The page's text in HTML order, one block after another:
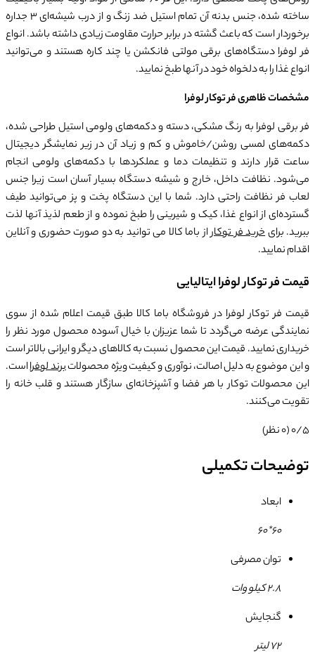
ساخته شده، جنس بدنه آن تمام استیل ضد زنگ و از درب شیشه‌ای 3 جداره
برخوردار است که باعث گشته در برابر حرارت مقاومت زیادی داشته باشد. انواع
فر لوفرا دستگاه‌های برقی مولتی فانکشن یا چند کاره هستند و می‌توانید
انواع غذا را به دلخواه خود در آنها طبخ نمایید.
مشخصات ظاهری فر توکار لوفرا
فر برقی لوفرا به رنگ مشکی، دسته و دکمه‌های ولومی استیل طراحی شده،
دکمه‌های لمسی روشن/خاموش و کم و زیاد آن در زیر نمایشگر دیجیتال
ساعت قرار دارند و تنظیمات دما و عملکردها با دکمه‌های ولومی انجام
می‌شود. نظافت داخل، خارج و شیشه دستگاه بسیار آسان است زیرا جنس
لعاب فر نظافت راحتی دارد. شما با این دستگاه پخت و پز می‌توانید طیف
گسترده‌ای از انواع غذا، کیک و شیرینی را طبخ نموده و از طعم لذیذ آنها لذت
ببرید. برایخرید فر توکاراز باما کالا می توانید به دو صورت حضوری و آنلاین
اقدام نمایید.
قیمت فر توکار لوفرا ایتالیایی
قیمت فر توکار لوفرا در فروشگاه باما کالا طبق قیمت اعلام شده از سوی
نمایندگی عرضه می‌گردد تا شما عزیزان با خیال آسوده محصول مورد نظر را
خریداری نمایید. قیمت‌ این محصول نسبت به کالاهای دیگر و ایرانی بالاتر است
و این موضوع به دلیل اصالت، نوآوری و کیفیت ویژه محصولاتبرند لوفرااست.
این محصولات توکار با هر فضا و آشپزخانه‌ای سازگار هستند و قلب خانه را
تقویت می‌کنند.
0/5(0 نظر)
توضیحات تکمیلی
ابعاد
60*60
توان مصرفی
2.8 کیلو وات
گنجایش
72 لیتر